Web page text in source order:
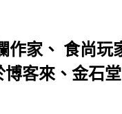
家、 食尚
客來、金石